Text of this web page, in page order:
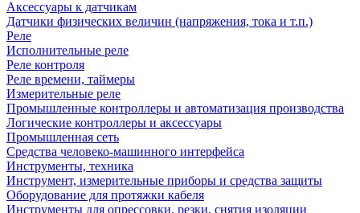
Аксессуары к датчикам
Датчики физических величин (напряжения, тока и т.п.)
Реле
Исполнительные реле
Реле контроля
Реле времени, таймеры
Измерительные реле
Промышленные контроллеры и автоматизация производства
Логические контроллеры и аксессуары
Промышленная сеть
Средства человеко-машинного интерфейса
Инструменты, техника
Инструмент, измерительные приборы и средства защиты
Оборудование для протяжки кабеля
Инструменты для опрессовки, резки, снятия изоляции